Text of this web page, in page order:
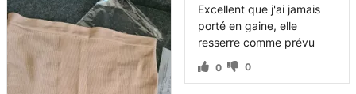
Excellent que j'ai jamais
porté en gaine, elle
resserre comme prévu
0 0